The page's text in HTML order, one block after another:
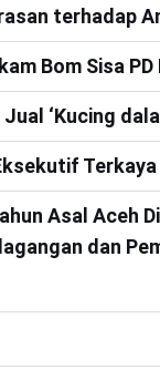
terhadap
Bom Sisa
‘Kucing
Terkaya
Asal Aceh
dan